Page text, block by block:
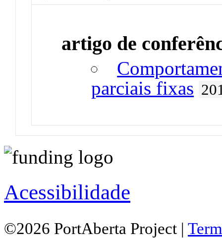
artigo de
parciais fixas
Acessibilidade
©2026 PortAberta Project |